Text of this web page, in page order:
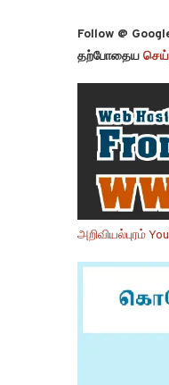
Follow @
தற்போதைய
அறிவியல்புரம்